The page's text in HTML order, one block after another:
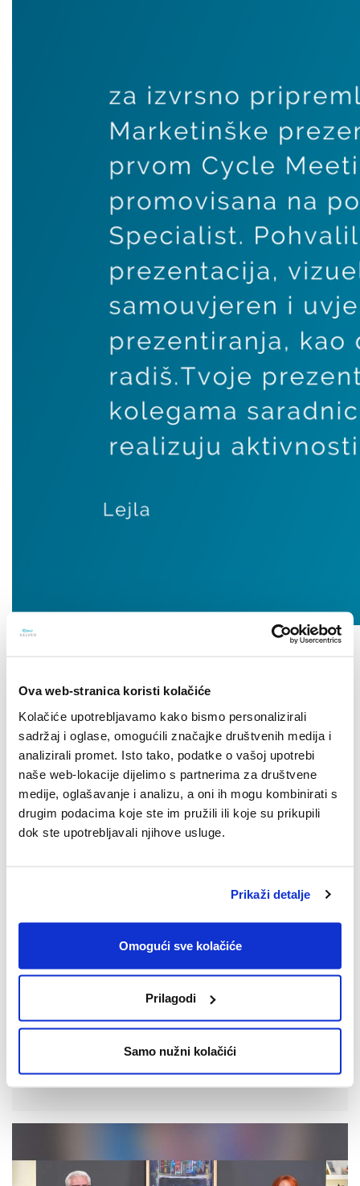
Ova web-stranica koristi kolačiće
Kolačiće upotrebljavamo kako bismo personalizirali
sadržaj i oglase, omogućili značajke društvenih medija i
analizirali promet. Isto tako, podatke o vašoj upotrebi
naše web-lokacije dijelimo s partnerima za društvene
medije, oglašavanje i analizu, a oni ih mogu kombinirati s
drugim podacima koje ste im pružili ili koje su prikupili
dok ste upotrebljavali njihove usluge.
Prikaži detalje
Omogući sve kolačiće
Prilagodi
Samo nužni kolačići
SPACE2TALK: Epizoda #14: [Intelekt,
intuicija i instinkt]